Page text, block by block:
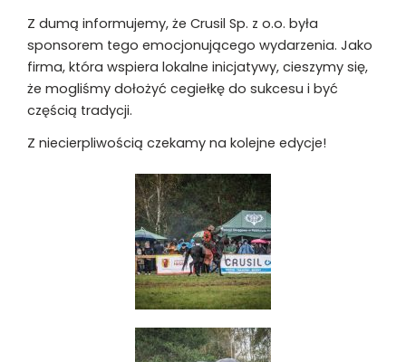
Z dumą informujemy, że Crusil Sp. z o.o. była
sponsorem tego emocjonującego wydarzenia. Jako
firma, która wspiera lokalne inicjatywy, cieszymy się,
że mogliśmy dołożyć cegiełkę do sukcesu i być
częścią tradycji.
Z niecierpliwością czekamy na kolejne edycje!